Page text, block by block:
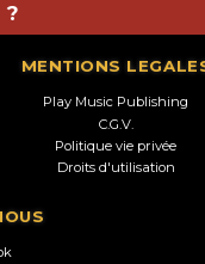
MENTIONS
Play Music Publishing
C.G.V.
Politique vie privée
Droits d'utilisation